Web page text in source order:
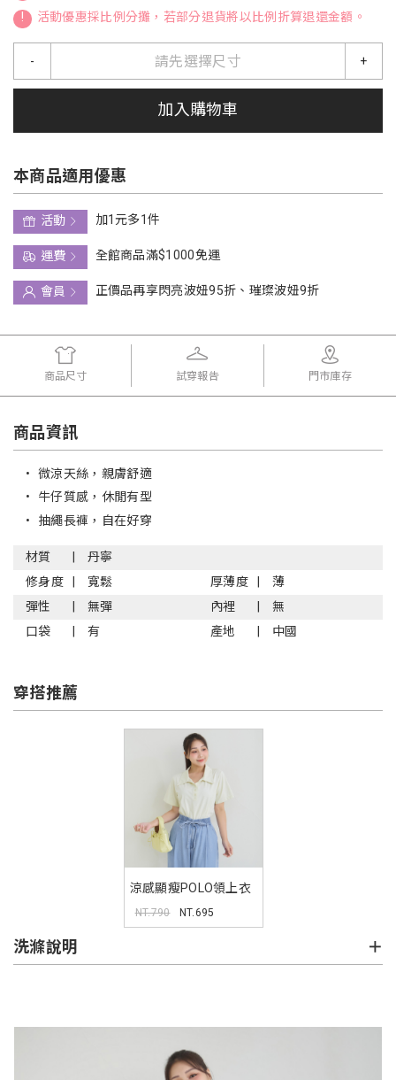
!
活動優惠採比例分攤，若部分退貨將以比例折算退還金額。
請先選擇尺寸
- +
加入購物車
本商品適用優惠
活動
加1元多1件
運費
全館商品滿$1000免運
會員
正價品再享閃亮波妞95折、璀璨波妞9折
商品尺寸 試穿報告 門市庫存
商品資訊
• 微涼天絲，親膚舒適
• 牛仔質感，休閒有型
• 抽繩長褲，自在好穿
材質
丹寧
修身度
寬鬆 厚薄度
薄
彈性
無彈 內裡
無
口袋
有 產地 中國
穿搭推薦
涼感顯瘦POLO領上衣
NT.790 NT.695
洗滌說明